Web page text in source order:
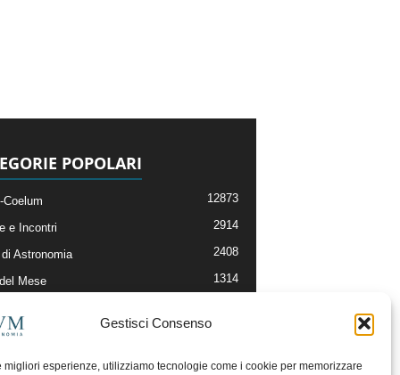
Gestisci Consenso
migliori esperienze, utilizziamo tecnologie come i cookie per memorizzare
POPOLARI
Coelum 12873
e Incontri 2914
Astronomia 2408
Mese 1314
e Risorse On-Line
della Redazione